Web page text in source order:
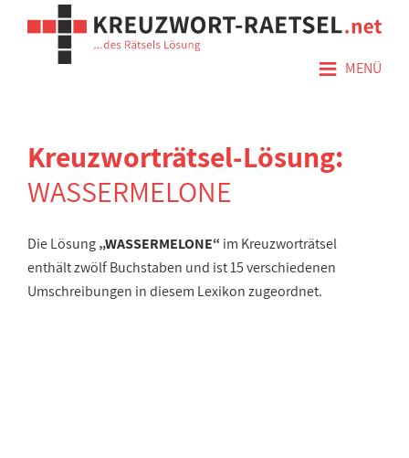
≡ MENÜ
Kreuzworträtsel-Lösung:
WASSERMELONE
Die Lösung„WASSERMELONE“ im Kreuzworträtsel
enthält zwölf Buchstaben und ist 15 verschiedenen
Umschreibungen in diesem Lexikon zugeordnet.